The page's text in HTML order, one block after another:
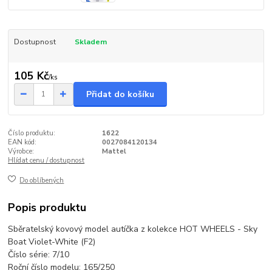
Dostupnost Skladem
105 Kč/ks
Přidat do košíku
Číslo produktu:
1622
EAN kód:
0027084120134
Výrobce:
Mattel
Hlídat cenu / dostupnost
Do oblíbených
Popis produktu
Sběratelský kovový model autíčka z kolekce HOT WHEELS - Sky
Boat Violet-White (F2)
Číslo série: 7/10
Roční číslo modelu: 165/250